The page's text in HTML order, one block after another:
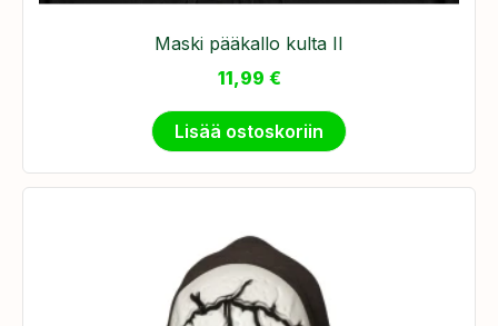
Maski pääkallo kulta II
11,99 €
Lisää ostoskoriin